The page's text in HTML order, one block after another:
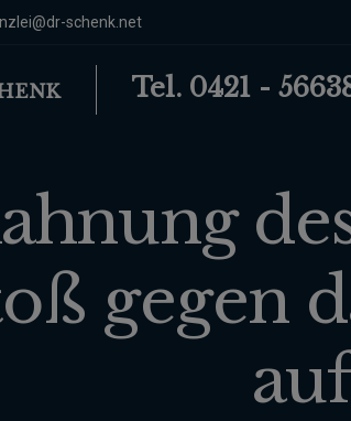
schenk.net
Tel. 0421 -
gegen